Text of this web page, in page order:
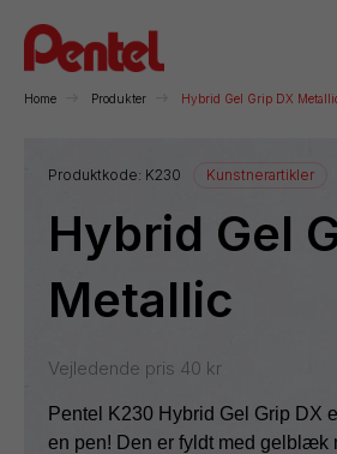
Danmark
Sverige
Home Produkter Hybrid Gel Grip DX
Produktkode: K230 Kunstnerartikler
Hybrid Gel
Metallic
Vejledende pris 40 kr
Pentel K230 Hybrid Gel Grip DX
en pen! Den er fyldt med gelblæk